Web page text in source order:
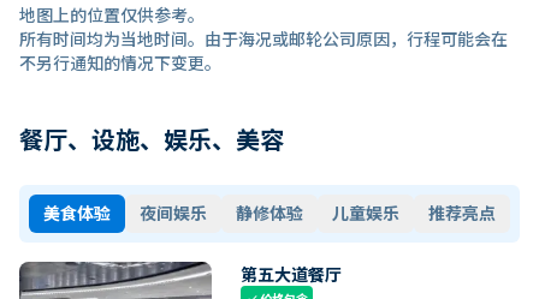
地图上的位置仅供参考。
所有时间均为当地时间。由于海况或邮轮公司原因，行程可能会在
不另行通知的情况下变更。
餐厅、设施、娱乐、美容
美食体验 夜间娱乐 静修体验 儿童娱乐 推荐亮点
第五大道餐厅